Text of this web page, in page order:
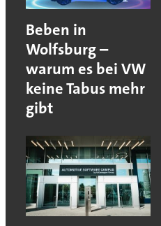
Beben in
Wolfsburg –
warum es bei VW
keine Tabus mehr
gibt